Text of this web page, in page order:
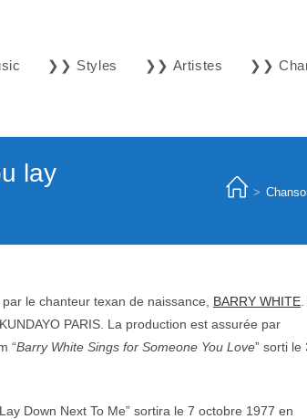
❯❯ Styles ❯❯ Artistes ❯❯
lay
>
le chanteur texan de naissance, BARRY WHITE
PARIS. La production est assurée par
“Barry White Sings for Someone You Love” sorti le
Down Next To Me” sortira le 7 octobre 1977 en